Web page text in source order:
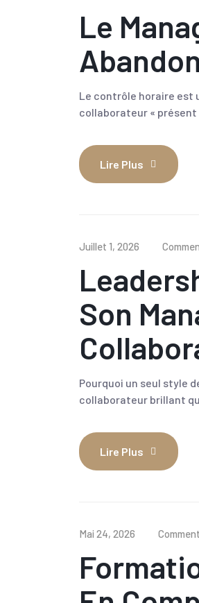
Le
Le contrôle horaire est
collaborateur « présent
Lire Plus
Juillet 1, 2026
Son
Pourquoi un seul style
collaborateur brillant
Lire Plus
Mai 24, 2026